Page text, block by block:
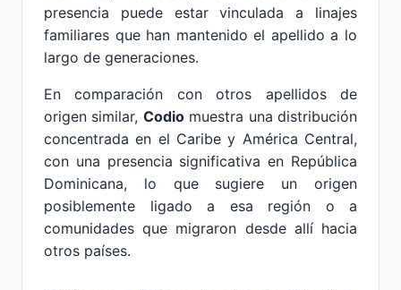
presencia puede estar vinculada a linajes
familiares que han mantenido el apellido a lo
largo de generaciones.
En comparación con otros apellidos de
origen similar, Codiomuestra una distribución
concentrada en el Caribe y América Central,
con una presencia significativa en República
Dominicana, lo que sugiere un origen
posiblemente ligado a esa región o a
comunidades que migraron desde allí hacia
otros países.